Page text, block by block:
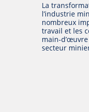
La
l’industrie
nombreux
travail et les
main-
secteur